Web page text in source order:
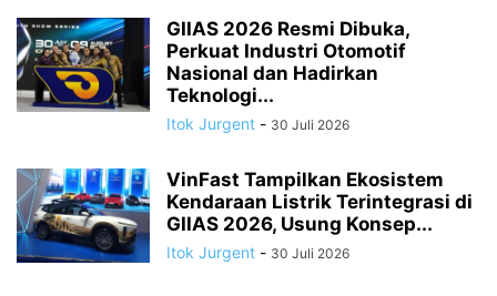
GIIAS 2026 Resmi Dibuka,
Perkuat Industri Otomotif
Nasional dan Hadirkan
Teknologi...
Itok Jurgent - 30 Juli 2026
VinFast Tampilkan Ekosistem
Kendaraan Listrik Terintegrasi di
GIIAS 2026, Usung Konsep...
Itok Jurgent - 30 Juli 2026